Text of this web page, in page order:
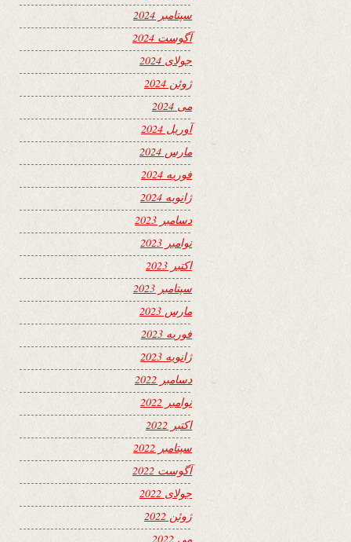
سپتامبر 2024
آگوست 2024
جولای 2024
ژوئن 2024
می 2024
آوریل 2024
مارس 2024
فوریه 2024
ژانویه 2024
دسامبر 2023
نوامبر 2023
اکتبر 2023
سپتامبر 2023
مارس 2023
فوریه 2023
ژانویه 2023
دسامبر 2022
نوامبر 2022
اکتبر 2022
سپتامبر 2022
آگوست 2022
جولای 2022
ژوئن 2022
می 2022